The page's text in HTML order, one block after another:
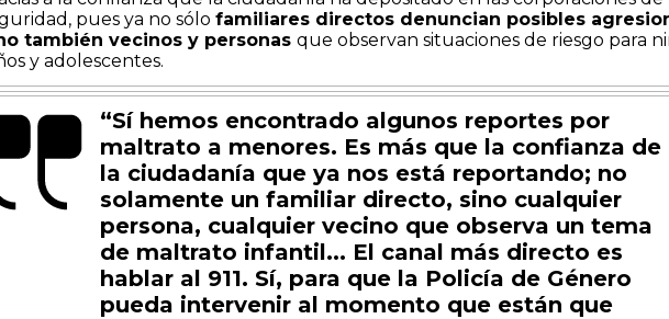
pues ya no sólo familiares directos denuncian posibles
también vecinos y personas que observan situaciones de riesgo para
y adolescentes.
“Sí hemos encontrado algunos reportes por
maltrato a menores. Es más que la confianza de
la ciudadanía que ya nos está reportando; no
solamente un familiar directo, sino cualquier
persona, cualquier vecino que observa un tema
de maltrato infantil... El canal más directo es
hablar al 911. Sí, para que la Policía de Género
pueda intervenir al momento que están que